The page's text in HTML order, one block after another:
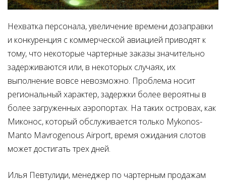
Нехватка персонала, увеличение времени дозаправки
и конкуренция с коммерческой авиацией приводят к
тому, что некоторые чартерные заказы значительно
задерживаются или, в некоторых случаях, их
выполнение вовсе невозможно. Проблема носит
региональный характер, задержки более вероятны в
более загруженных аэропортах. На таких островах, как
Миконос, который обслуживается только Mykonos-
Manto Mavrogenous Airport, время ожидания слотов
может достигать трех дней.
Илья Певтулиди, менеджер по чартерным продажам